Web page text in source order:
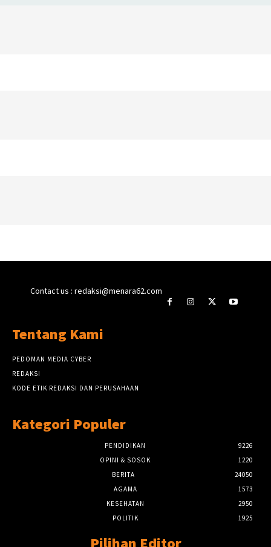
Contact us : redaksi@menara62.com
Tentang Kami
PEDOMAN MEDIA CYBER
REDAKSI
KODE ETIK REDAKSI DAN PERUSAHAAN
Kategori Populer
PENDIDIKAN
9226
OPINI & SOSOK
1220
BERITA
24050
AGAMA
1573
KESEHATAN
2950
POLITIK
1925
Pilihan Editor